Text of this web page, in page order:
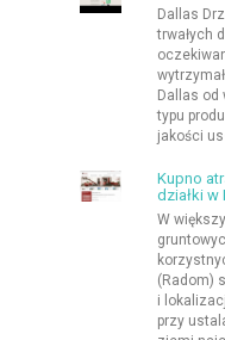
Dallas
trwałych
Dallas
typu
jakości
Kupno
działki w
W
(Radom)
i
przy